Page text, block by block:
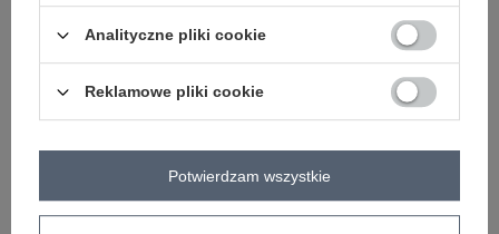
Zobacz wszystkie kolory (+5)
ZALOGUJ SIĘ I ZOBACZ CENĘ
Masz pytanie? Chętnie pomożemy.
Analityczne pliki cookie
Reklamowe pliki cookie
Potwierdzam wszystkie